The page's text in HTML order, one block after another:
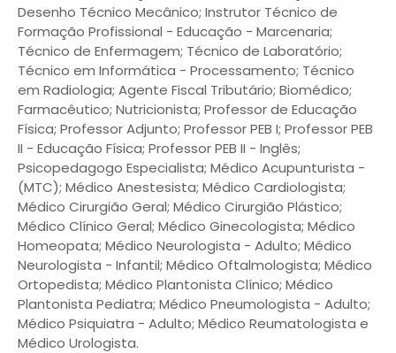
Desenho Técnico Mecânico; Instrutor Técnico de
Formação Profissional - Educação - Marcenaria;
Técnico de Enfermagem; Técnico de Laboratório;
Técnico em Informática - Processamento; Técnico
em Radiologia; Agente Fiscal Tributário; Biomédico;
Farmacêutico; Nutricionista; Professor de Educação
Física; Professor Adjunto; Professor PEB I; Professor PEB
II - Educação Física; Professor PEB II - Inglês;
Psicopedagogo Especialista; Médico Acupunturista -
(MTC); Médico Anestesista; Médico Cardiologista;
Médico Cirurgião Geral; Médico Cirurgião Plástico;
Médico Clínico Geral; Médico Ginecologista; Médico
Homeopata; Médico Neurologista - Adulto; Médico
Neurologista - Infantil; Médico Oftalmologista; Médico
Ortopedista; Médico Plantonista Clínico; Médico
Plantonista Pediatra; Médico Pneumologista - Adulto;
Médico Psiquiatra - Adulto; Médico Reumatologista e
Médico Urologista.